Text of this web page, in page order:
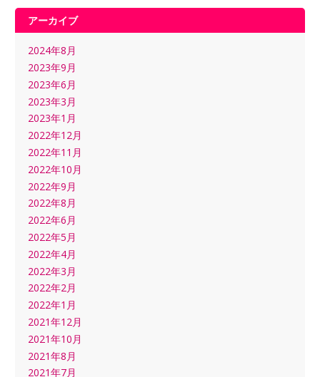
アーカイブ
2024年8月
2023年9月
2023年6月
2023年3月
2023年1月
2022年12月
2022年11月
2022年10月
2022年9月
2022年8月
2022年6月
2022年5月
2022年4月
2022年3月
2022年2月
2022年1月
2021年12月
2021年10月
2021年8月
2021年7月